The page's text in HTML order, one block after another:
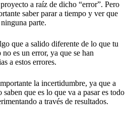
a raíz de dicho “error”. Pero
saber parar a tiempo y ver que
parte.
que a salido diferente de lo que tu
es un error, ya que se han
a estos errores.
la incertidumbre, ya que a
que es lo que va a pasar es todo
a través de resultados.